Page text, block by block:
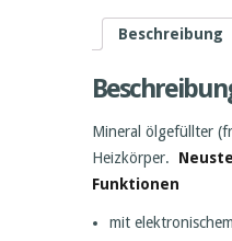
Beschreibung
Mineral ölgefüllter
Heizkörper.
Funktionen
mit